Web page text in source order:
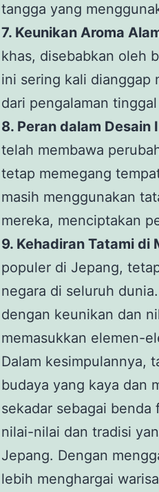
tangga yang
7. Keunikan Aroma
khas, disebabkan oleh
ini sering kali dianggap
dari pengalaman
8. Peran dalam Desain
telah membawa
tetap memegang
masih menggunakan
mereka, menciptakan
9. Kehadiran Tatami di
populer di Jepang,
negara di seluruh
dengan keunikan dan
memasukkan elemen-
Dalam kesimpulannya,
budaya yang kaya dan
sekadar sebagai
nilai-nilai dan tradisi
Jepang. Dengan
lebih menghargai